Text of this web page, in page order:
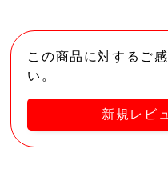
この商品に対するご
い。
新規レビ